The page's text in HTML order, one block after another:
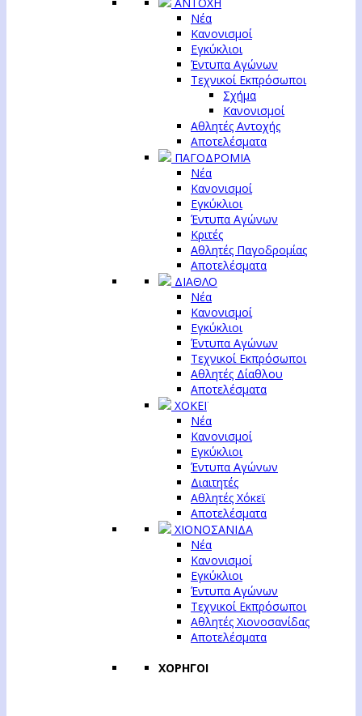
ΑΝΤΟΧΗ
Νέα
Κανονισμοί
Εγκύκλιοι
Έντυπα Αγώνων
Τεχνικοί Εκπρόσωποι
Σχήμα
Κανονισμοί
Αθλητές Αντοχής
Αποτελέσματα
ΠΑΓΟΔΡΟΜΙΑ
Νέα
Κανονισμοί
Εγκύκλιοι
Έντυπα Αγώνων
Κριτές
Αθλητές Παγοδρομίας
Αποτελέσματα
ΔΙΑΘΛΟ
Νέα
Κανονισμοί
Εγκύκλιοι
Έντυπα Αγώνων
Τεχνικοί Εκπρόσωποι
Αθλητές Δίαθλου
Αποτελέσματα
ΧΟΚΕΪ
Νέα
Κανονισμοί
Εγκύκλιοι
Έντυπα Αγώνων
Διαιτητές
Αθλητές Χόκεϊ
Αποτελέσματα
ΧΙΟΝΟΣΑΝΙΔΑ
Νέα
Κανονισμοί
Εγκύκλιοι
Έντυπα Αγώνων
Τεχνικοί Εκπρόσωποι
Αθλητές Χιονοσανίδας
Αποτελέσματα
ΧΟΡΗΓΟΙ